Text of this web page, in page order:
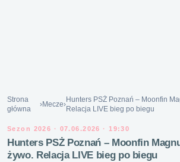
Strona
główna
›Mecze›
Hunters PSŻ Poznań – Moonfin
Relacja LIVE bieg po biegu
Sezon 2026 · 07.06.2026 · 19:30
Hunters PSŻ Poznań – Moonfin
żywo. Relacja LIVE bieg po biegu